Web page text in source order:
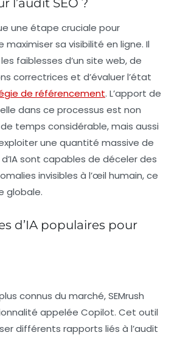
l’audit SEO ?
une étape cruciale pour
maximiser sa visibilité en ligne. Il
faiblesses d’un site web, de
correctrices et d’évaluer l’état
de référencement. L’apport de
dans ce processus est non
temps considérable, mais aussi
une quantité massive de
sont capables de déceler des
invisibles à l’œil humain, ce
globale.
d’IA populaires pour
connus du marché,SEMrush
appelée Copilot. Cet outil
différents rapports liés à l’audit